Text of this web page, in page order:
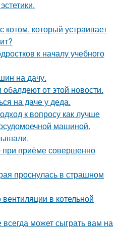
котом, который устраивает
к началу учебного
на дачу.
от этой новости.
на даче у деда.
к вопросу как лучше
машиной.
приёме совершенно
проснулась в страшном
в котельной
может сыграть вам на